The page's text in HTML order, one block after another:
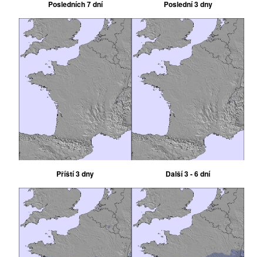
Posledních 7 dní Poslední 3 dny
Příští 3 dny Další 3 - 6 dní